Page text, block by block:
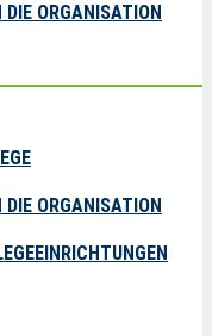
ORGANISATION
ORGANISATION